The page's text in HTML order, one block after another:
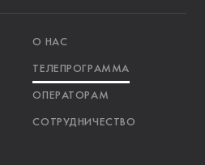
О НАС
ТЕЛЕПРОГРАММА
ОПЕРАТОРАМ
СОТРУДНИЧЕСТВО